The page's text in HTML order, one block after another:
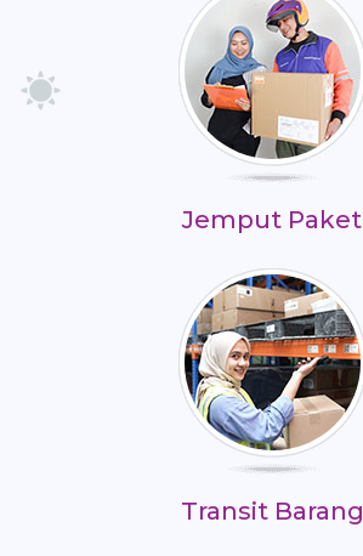
Jemput Paket
Transit Barang